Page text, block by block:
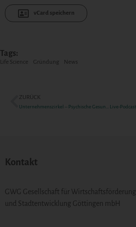
vCard speichern
Tags:
Life Science Gründung News
ZURÜCK
Unternehmenszirkel – Psychische Gesundheit in Unternehmen
Kontakt
GWG Gesellschaft für Wirtschaftsförderung
und Stadtentwicklung Göttingen mbH